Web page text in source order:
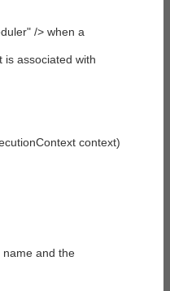
/> when a
is associated with
context)
name and the